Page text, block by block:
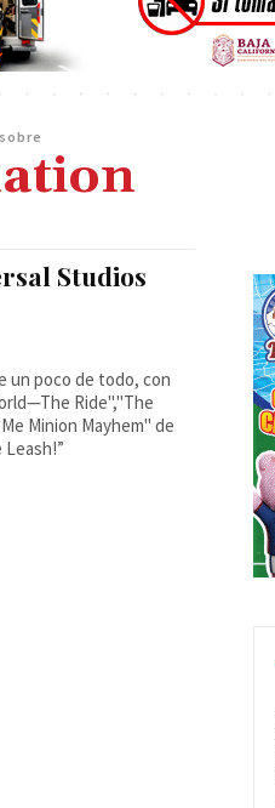
Studios
un poco de todo, con
Ride","The
Minion Mayhem" de